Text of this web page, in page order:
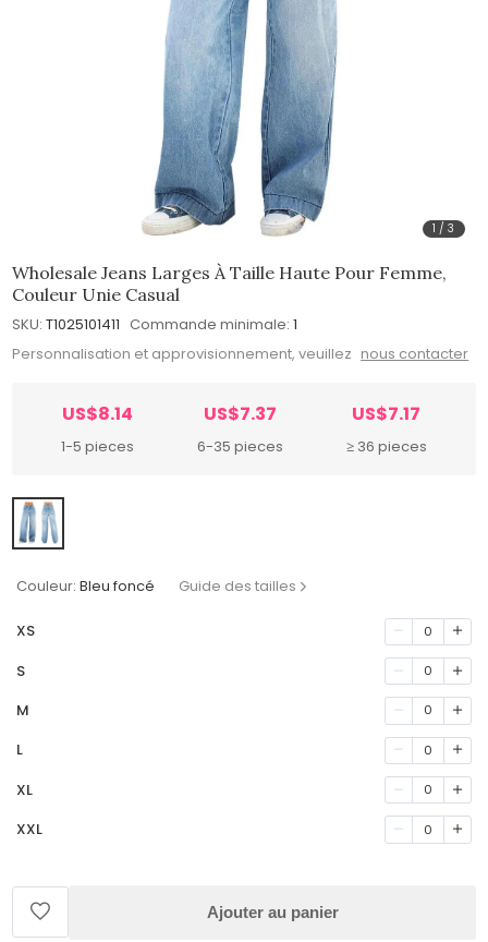
1 /3
Wholesale Jeans Larges À Taille Haute Pour Femme,
Couleur Unie Casual
SKU: T1025101411 Commande minimale: 1
Personnalisation et approvisionnement, veuillez nous contacter
US$8.14
1-5 pieces
US$7.37
6-35 pieces
US$7.17
≥ 36 pieces
Couleur: Bleu foncé Guide des tailles
XS 0
S 0
M 0
L 0
XL 0
XXL 0
Ajouter au panier